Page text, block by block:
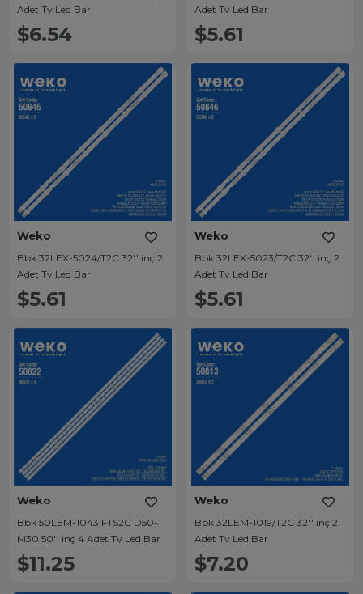
Adet Tv Led Bar
$6.54
Adet Tv Led Bar
$5.61
Weko
Bbk 32LEX-5024/T2C 32'' inç 2
Adet Tv Led Bar
$5.61
Weko
Bbk 32LEX-5023/T2C 32'' inç 2
Adet Tv Led Bar
$5.61
Weko
Bbk 50LEM-1043 FTS2C D50-
M30 50'' inç 4 Adet Tv Led Bar
$11.25
Weko
Bbk 32LEM-1019/T2C 32'' inç 2
Adet Tv Led Bar
$7.20